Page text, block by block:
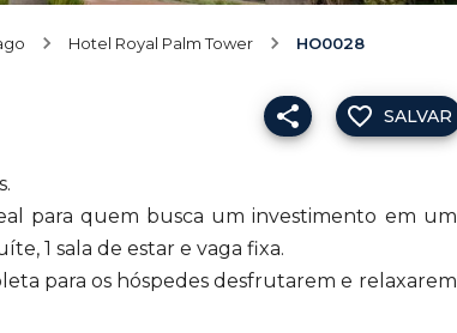
Hotel Royal Palm Tower HO0028
para quem busca um investimento em um
1 sala de estar e vaga fixa.
para os hóspedes desfrutarem e relaxarem
SALVAR